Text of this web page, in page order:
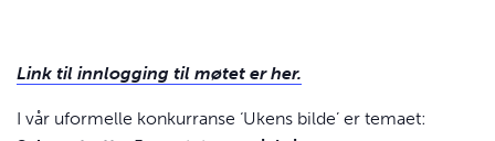
Link til innlogging til møtet er her.
I vår uformelle konkurranse ‘Ukens bilde’ er temaet: